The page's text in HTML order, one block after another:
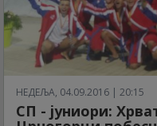
НЕДЕЉА, 04.09.2016 | 20:15
СП - јуниори: